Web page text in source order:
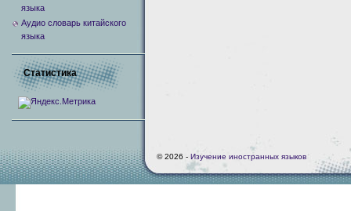
языка
Аудио словарь китайского
языка
Статистика
© 2026 - Изучение иностранных языков